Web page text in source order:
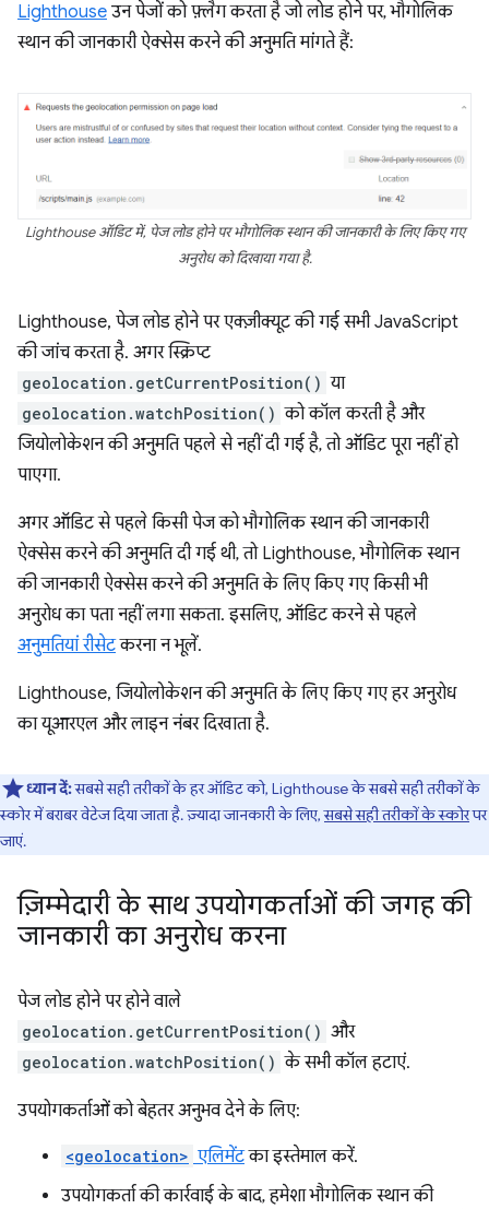
Lighthouse उन पेजों को फ़्लैग करता है जो लोड होने पर, भौगोलिक
स्थान की जानकारी ऐक्सेस करने की अनुमति मांगते हैं:
Lighthouse ऑडिट में, पेज लोड होने पर भौगोलिक स्थान की जानकारी के लिए किए गए
अनुरोध को दिखाया गया है.
Lighthouse, पेज लोड होने पर एक्ज़ीक्यूट की गई सभी JavaScript
की जांच करता है. अगर स्क्रिप्ट
geolocation.getCurrentPosition() या
geolocation.watchPosition() को कॉल करती है और
जियोलोकेशन की अनुमति पहले से नहीं दी गई है, तो ऑडिट पूरा नहीं हो
पाएगा.
अगर ऑडिट से पहले किसी पेज को भौगोलिक स्थान की जानकारी
ऐक्सेस करने की अनुमति दी गई थी, तो Lighthouse, भौगोलिक स्थान
की जानकारी ऐक्सेस करने की अनुमति के लिए किए गए किसी भी
अनुरोध का पता नहीं लगा सकता. इसलिए, ऑडिट करने से पहले
अनुमतियां रीसेटकरना न भूलें.
Lighthouse, जियोलोकेशन की अनुमति के लिए किए गए हर अनुरोध
का यूआरएल और लाइन नंबर दिखाता है.
ध्यान दें:सबसे सही तरीकों के हर ऑडिट को, Lighthouse के सबसे सही तरीकों के
स्कोर में बराबर वेटेज दिया जाता है. ज़्यादा जानकारी के लिए,सबसे सही तरीकों के स्कोरपर
जाएं.
ज़िम्मेदारी के साथ उपयोगकर्ताओं की जगह की
जानकारी का अनुरोध करना
पेज लोड होने पर होने वाले
geolocation.getCurrentPosition() और
geolocation.watchPosition() के सभी कॉल हटाएं.
उपयोगकर्ताओं को बेहतर अनुभव देने के लिए:
<geolocation> एलिमेंटका इस्तेमाल करें.
उपयोगकर्ता की कार्रवाई के बाद, हमेशा भौगोलिक स्थान की